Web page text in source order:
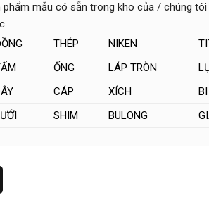
mẫu có sẵn trong kho của / chúng
THÉP NIKEN
ỐNG LÁP TRÒN
CÁP XÍCH
BI
SHIM BULONG